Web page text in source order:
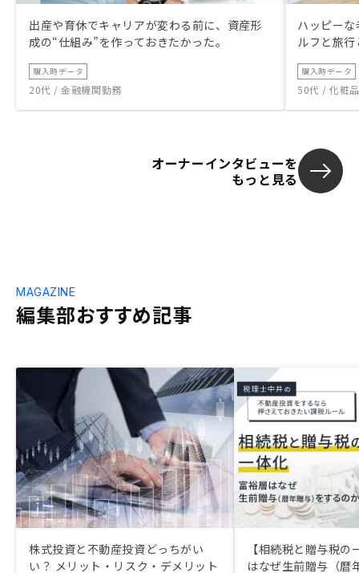
出産や育休でキャリアが変わる前に、資産形
成の“仕組み”を作っておきたかった。
購入時データ
20代 / 金融機関勤務
ハッピー
ルフと旅
購入時データ
50代 / 化粧
オーナーインタビューを
もっと見る
編集部おすすめ記事
MAGAZINE
株式投資と不動産投資どっちがい
い？ メリット・リスク・デメリット
【相続税と贈与税
はなぜ生前贈与（暦